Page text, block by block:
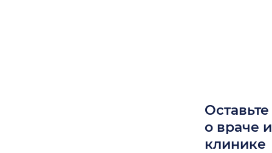
о враче
клинике